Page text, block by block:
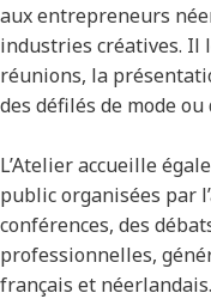
aux entrepreneurs
industries créatives. Il
réunions, la
des défilés de mode
L’Atelier accueille
public organisées par
conférences, des
professionnelles,
français et